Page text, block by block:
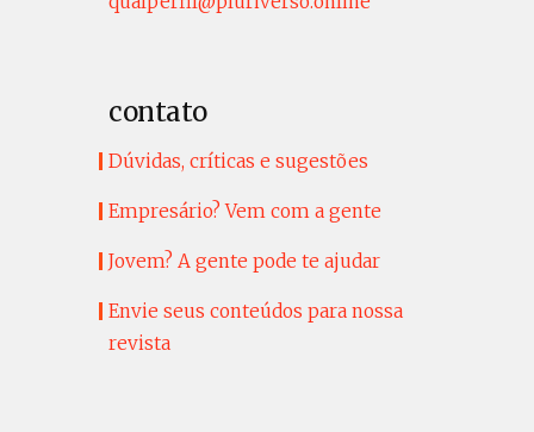
contato
Dúvidas, críticas e sugestões
Empresário? Vem com a gente
Jovem? A gente pode te ajudar
Envie seus conteúdos para nossa
revista